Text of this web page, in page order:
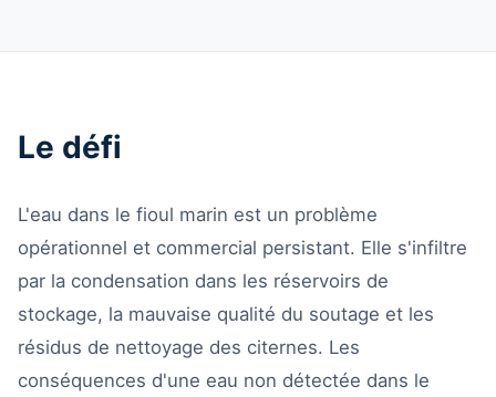
Le défi
L'eau dans le fioul marin est un problème
opérationnel et commercial persistant. Elle s'infiltre
par la condensation dans les réservoirs de
stockage, la mauvaise qualité du soutage et les
résidus de nettoyage des citernes. Les
conséquences d'une eau non détectée dans le